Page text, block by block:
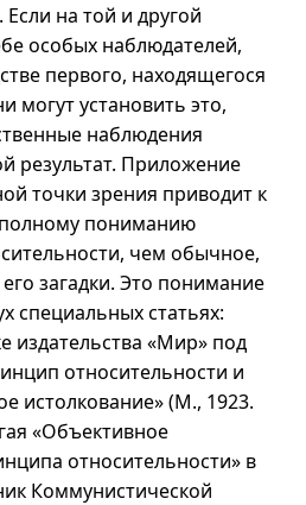
Если на той и другой
особых наблюдателей,
первого, находящегося
могут установить это,
наблюдения
результат. Приложение
точки зрения приводит к
пониманию
чем обычное,
загадки. Это понимание
специальных статьях:
издательства «Мир» под
относительности и
истолкование» (М., 1923.
«Объективное
относительности» в
Коммунистической